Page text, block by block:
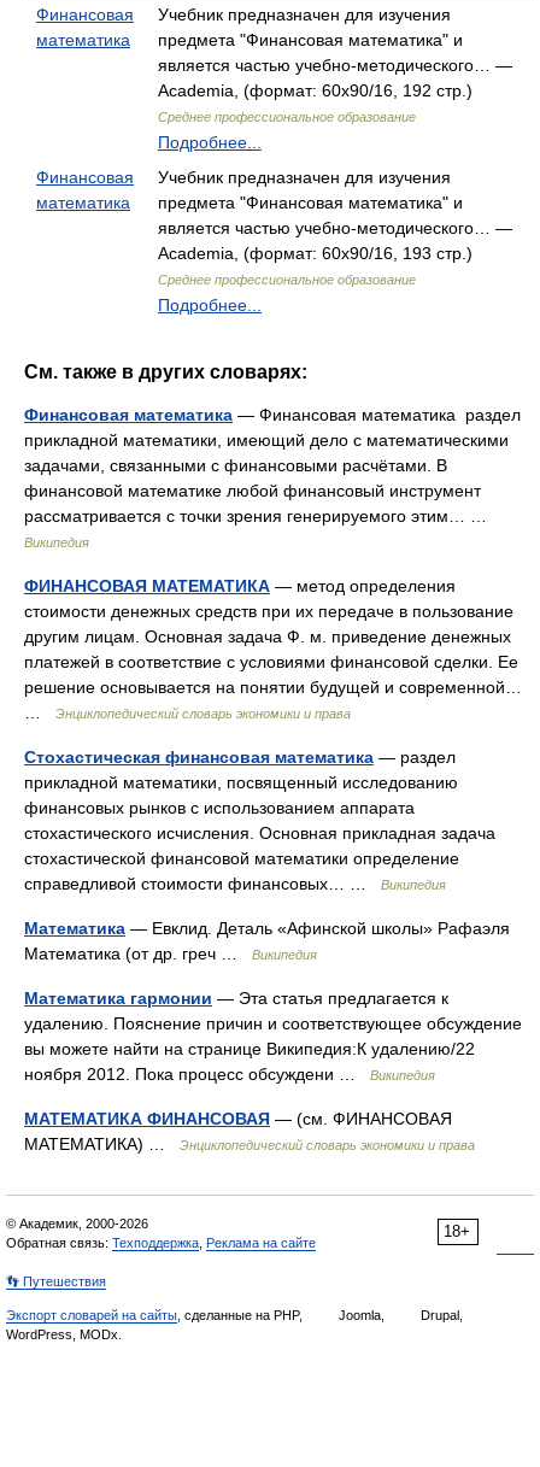
Финансовая
математика
Учебник предназначен для изучения
предмета "Финансовая математика" и
является частью учебно-методического… —
Academia, (формат: 60x90/16, 192 стр.)
Среднее профессиональное образование
Подробнее...
Финансовая
математика
Учебник предназначен для изучения
предмета "Финансовая математика" и
является частью учебно-методического… —
Academia, (формат: 60x90/16, 193 стр.)
Среднее профессиональное образование
Подробнее...
См. также в других словарях:
Финансовая математика — Финансовая математика раздел
прикладной математики, имеющий дело с математическими
задачами, связанными с финансовыми расчётами. В
финансовой математике любой финансовый инструмент
рассматривается с точки зрения генерируемого этим… …
Википедия
ФИНАНСОВАЯ МАТЕМАТИКА — метод определения
стоимости денежных средств при их передаче в пользование
другим лицам. Основная задача Ф. м. приведение денежных
платежей в соответствие с условиями финансовой сделки. Ее
решение основывается на понятии будущей и современной…
Энциклопедический словарь экономики и права
Стохастическая финансовая математика — раздел
прикладной математики, посвященный исследованию
финансовых рынков с использованием аппарата
стохастического исчисления. Основная прикладная задача
стохастической финансовой математики определение
справедливой стоимости финансовых… …
Википедия
Математика — Евклид. Деталь «Афинской школы» Рафаэля
Математика (от др. греч …
Википедия
Математика гармонии — Эта статья предлагается к
удалению. Пояснение причин и соответствующее обсуждение
вы можете найти на странице Википедия:К удалению/22
ноября 2012. Пока процесс обсуждени …
Википедия
МАТЕМАТИКА ФИНАНСОВАЯ — (см. ФИНАНСОВАЯ
МАТЕМАТИКА) …
Энциклопедический словарь экономики и права
18+
© Академик, 2000-2026
Обратная связь: Техподдержка Реклама на сайте
👣 Путешествия
Экспорт словарей на сайты , сделанные на PHP, Joomla,
Drupal,
WordPress, MODx.